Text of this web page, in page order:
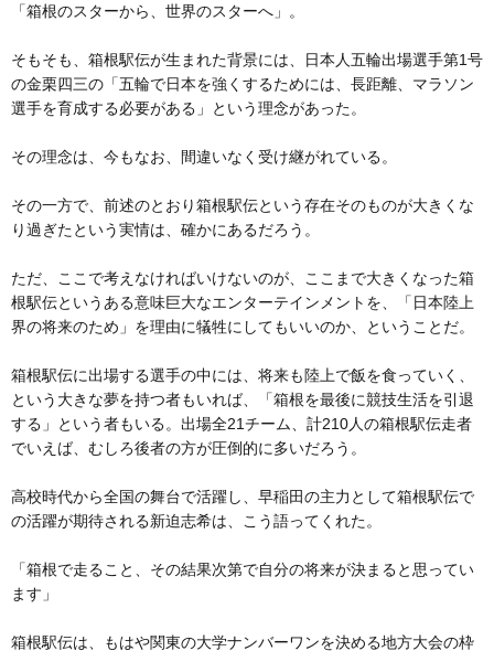
「箱根のスターから、世界のスターへ」。
そもそも、箱根駅伝が生まれた背景には、日本人五輪出場選手第1号
の金栗四三の「五輪で日本を強くするためには、長距離、マラソン
選手を育成する必要がある」という理念があった。
その理念は、今もなお、間違いなく受け継がれている。
その一方で、前述のとおり箱根駅伝という存在そのものが大きくな
り過ぎたという実情は、確かにあるだろう。
ただ、ここで考えなければいけないのが、ここまで大きくなった箱
根駅伝というある意味巨大なエンターテインメントを、「日本陸上
界の将来のため」を理由に犠牲にしてもいいのか、ということだ。
箱根駅伝に出場する選手の中には、将来も陸上で飯を食っていく、
という大きな夢を持つ者もいれば、「箱根を最後に競技生活を引退
する」という者もいる。出場全21チーム、計210人の箱根駅伝走者
でいえば、むしろ後者の方が圧倒的に多いだろう。
高校時代から全国の舞台で活躍し、早稲田の主力として箱根駅伝で
の活躍が期待される新迫志希は、こう語ってくれた。
「箱根で走ること、その結果次第で自分の将来が決まると思ってい
ます」
箱根駅伝は、もはや関東の大学ナンバーワンを決める地方大会の枠